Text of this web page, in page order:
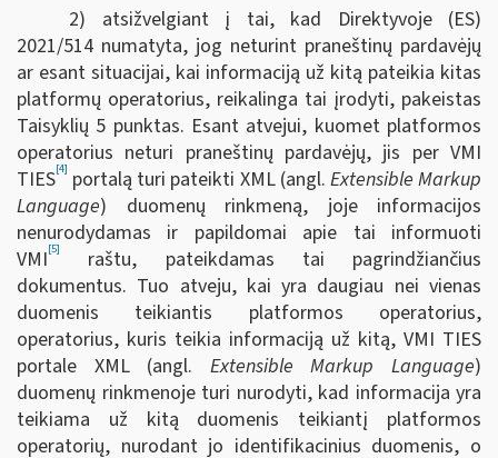
2) atsižvelgiant į tai, kad Direktyvoje (ES)
2021/514 numatyta, jog neturint praneštinų pardavėjų
ar esant situacijai, kai informaciją už kitą pateikia kitas
platformų operatorius, reikalinga tai įrodyti, pakeistas
Taisyklių 5 punktas. Esant atvejui, kuomet platformos
operatorius neturi praneštinų pardavėjų, jis per VMI
TIES[4] portalą turi pateikti XML (angl. Extensible Markup
Language) duomenų rinkmeną, joje informacijos
nenurodydamas ir papildomai apie tai informuoti
VMI[5]
raštu, pateikdamas tai pagrindžiančius
dokumentus. Tuo atveju, kai yra daugiau nei vienas
duomenis teikiantis platformos operatorius,
operatorius, kuris teikia informaciją už kitą, VMI TIES
portale XML (angl. Extensible Markup Language)
duomenų rinkmenoje turi nurodyti, kad informacija yra
teikiama už kitą duomenis teikiantį platformos
operatorių, nurodant jo identifikacinius duomenis, o